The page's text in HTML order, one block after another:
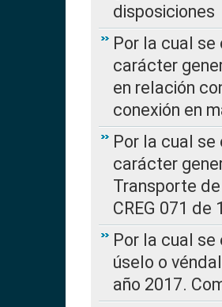
disposiciones
Por la cual
carácter
en relación
conexión en
Por la cual
carácter
Transporte
CREG 071 de
Por la cual
úselo o
año 2017.